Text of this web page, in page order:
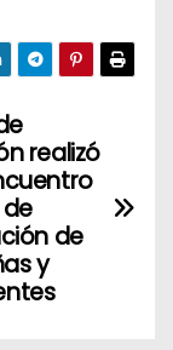
realizó
de
y